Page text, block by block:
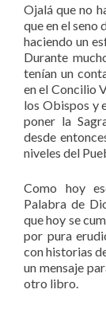
Ojalá que no
que en el seno
haciendo un
Durante
tenían un
en el Concilio
los Obispos y
poner la
desde
niveles del
Como hoy
Palabra de
que hoy se
por pura
con historias
un mensaje
otro libro.